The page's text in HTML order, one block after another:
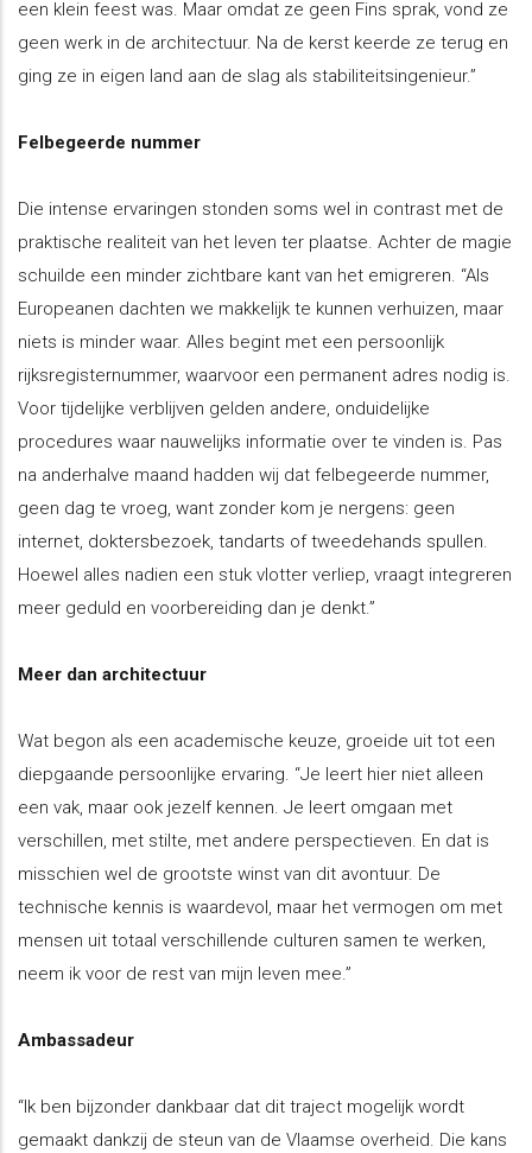
een klein feest was. Maar omdat ze geen Fins sprak, vond ze
geen werk in de architectuur. Na de kerst keerde ze terug en
ging ze in eigen land aan de slag als stabiliteitsingenieur.”
Felbegeerde nummer
Die intense ervaringen stonden soms wel in contrast met de
praktische realiteit van het leven ter plaatse. Achter de magie
schuilde een minder zichtbare kant van het emigreren. “Als
Europeanen dachten we makkelijk te kunnen verhuizen, maar
niets is minder waar. Alles begint met een persoonlijk
rijksregisternummer, waarvoor een permanent adres nodig is.
Voor tijdelijke verblijven gelden andere, onduidelijke
procedures waar nauwelijks informatie over te vinden is. Pas
na anderhalve maand hadden wij dat felbegeerde nummer,
geen dag te vroeg, want zonder kom je nergens: geen
internet, doktersbezoek, tandarts of tweedehands spullen.
Hoewel alles nadien een stuk vlotter verliep, vraagt integreren
meer geduld en voorbereiding dan je denkt.”
Meer dan architectuur
Wat begon als een academische keuze, groeide uit tot een
diepgaande persoonlijke ervaring. “Je leert hier niet alleen
een vak, maar ook jezelf kennen. Je leert omgaan met
verschillen, met stilte, met andere perspectieven. En dat is
misschien wel de grootste winst van dit avontuur. De
technische kennis is waardevol, maar het vermogen om met
mensen uit totaal verschillende culturen samen te werken,
neem ik voor de rest van mijn leven mee.”
Ambassadeur
“Ik ben bijzonder dankbaar dat dit traject mogelijk wordt
gemaakt dankzij de steun van de Vlaamse overheid. Die kans